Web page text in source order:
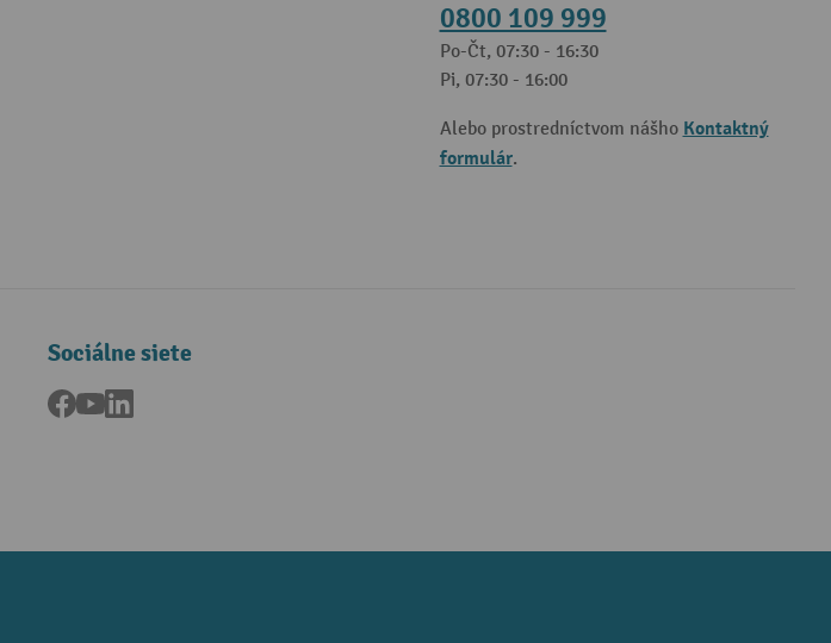
0800 109 999
Po-Čt, 07:30 - 16:30
Pi, 07:30 - 16:00
Alebo prostredníctvom nášho Kontaktný
formulár.
Sociálne siete
Facebook
YouTube